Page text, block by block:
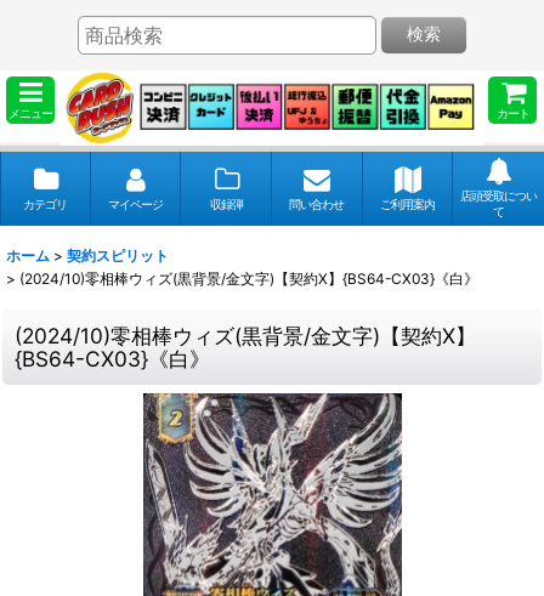
メニュー カート
検索
カテゴリ マイページ 収録弾 問い合わせ ご利用案内
店頭受取につい
て
ホーム > 契約スピリット
> (2024/10)零相棒ウィズ(黒背景/金文字)【契約X】{BS64-CX03}《白》
(2024/10)零相棒ウィズ(黒背景/金文字)【契約X】
{BS64-CX03}《白》